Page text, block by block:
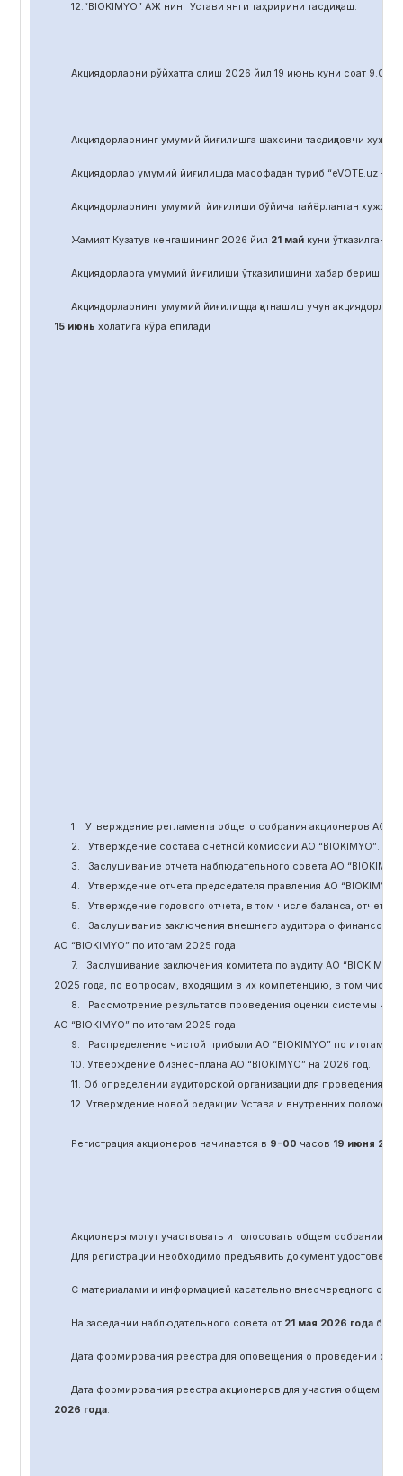
12.“BIOKIMYO” АЖ нинг Устави янги таҳририни тасдиқлаш.
Акциядорларни рўйхатга олиш 2026 йил 19 июнь куни соат 9.00
Акциядорларнинг умумий йиғилишга шахсини тасдиқловчи
Акциядорлар умумий йиғилишда масофадан туриб “eVOTE.uz –
Акциядорларнинг умумий йиғилиши бўйича тайёрланган
Жамият Кузатув кенгашининг 2026 йил 21 майкуни ўтказилган
Акциядорларга умумий йиғилиши ўтказилишини хабар бериш
Акциядорларнинг умумий йиғилишда қатнашиш учун акциядорлар
15 июнь ҳолатига кўра ёпилади
1. Утверждение регламента общего собрания акционеров АО “
2.
Утверждение состава счетной комиссии АО “BIOKIMYO”.
3.
Заслушивание отчета наблюдательного совета АО “BIOKIMYO
4.
Утверждение отчета председателя правления АО “BIOKIMYO
5.
Утверждение годового отчета, в том числе баланса, отчет о
6.
Заслушивание заключения внешнего аудитора о финансовой
АО “BIOKIMYO”по итогам 2025 года.
7.
Заслушивание заключения комитета по аудитуАО “BIOKIMYO
2025 года, по вопросам, входящим в их компетенцию, в том
8.
Рассмотрение результатов проведения оценки системы
АО “BIOKIMYO”по итогам 2025 года.
9.
Распределение чистой прибыли АО “BIOKIMYO”по итогам
10. Утверждение бизнес-плана АО “BIOKIMYO”на 2026 год.
11. Об определении аудиторской организации для проведения
12. Утверждение новой редакции Устава и внутренних
Регистрация акционеров начинается в 9-00 часов 19 июня 202
Акционеры могут участвовать и голосовать общем собрании
Для регистрации необходимо предъявить документ
С материалами и информацией касательно внеочередного
На заседании наблюдательного совета от 21 мая 2026 годабыло
Дата формирования реестра для оповещения о проведении
Дата формирования реестра акционеров для участия общем
2026 года.